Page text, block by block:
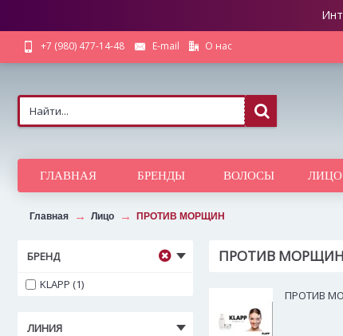
+7 (980) 477-14-48 E-mail О нас
ГЛАВНАЯ БРЕНДЫ ВОЛОСЫ ЛИЦО
Главная Лицо ПРОТИВ МОРЩИН
БРЕНД
KLAPP (1)
ЛИНИЯ
ПРОТИВ МОРЩИН
ПРОТИВ